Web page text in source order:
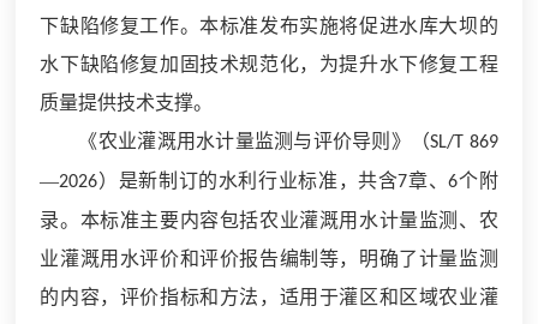
下缺陷修复工作。本标准发布实施将促进水库大坝的
水下缺陷修复加固技术规范化，为提升水下修复工程
质量提供技术支撑。
《农业灌溉用水计量监测与评价导则》（SL/T 869
—2026）是新制订的水利行业标准，共含7章、6个附
录。本标准主要内容包括农业灌溉用水计量监测、农
业灌溉用水评价和评价报告编制等，明确了计量监测
的内容，评价指标和方法，适用于灌区和区域农业灌